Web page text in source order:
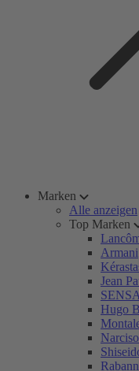
Marken
Alle anzeigen
Top Marken
Armani
Jean
Hugo